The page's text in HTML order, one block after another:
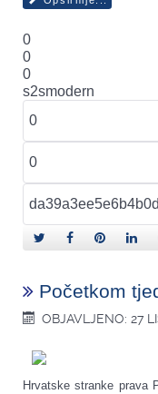
0
0
0
s2smodern
Početkom
OBJAVLJENO: 27
Hrvatske stranke prava